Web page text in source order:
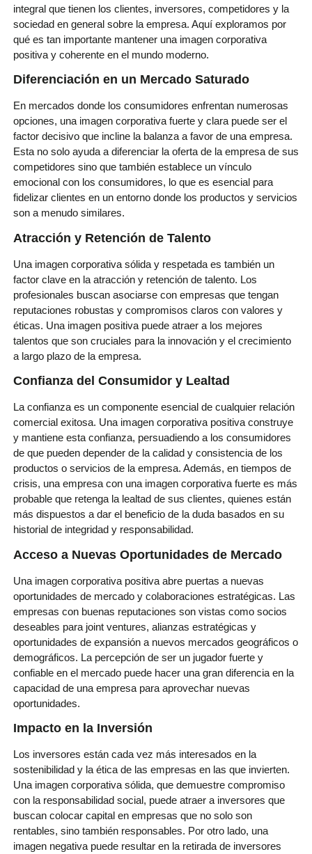
integral que tienen los clientes, inversores, competidores y la
sociedad en general sobre la empresa. Aquí exploramos por
qué es tan importante mantener una imagen corporativa
positiva y coherente en el mundo moderno.
Diferenciación en un Mercado Saturado
En mercados donde los consumidores enfrentan numerosas
opciones, una imagen corporativa fuerte y clara puede ser el
factor decisivo que incline la balanza a favor de una empresa.
Esta no solo ayuda a diferenciar la oferta de la empresa de sus
competidores sino que también establece un vínculo
emocional con los consumidores, lo que es esencial para
fidelizar clientes en un entorno donde los productos y servicios
son a menudo similares.
Atracción y Retención de Talento
Una imagen corporativa sólida y respetada es también un
factor clave en la atracción y retención de talento. Los
profesionales buscan asociarse con empresas que tengan
reputaciones robustas y compromisos claros con valores y
éticas. Una imagen positiva puede atraer a los mejores
talentos que son cruciales para la innovación y el crecimiento
a largo plazo de la empresa.
Confianza del Consumidor y Lealtad
La confianza es un componente esencial de cualquier relación
comercial exitosa. Una imagen corporativa positiva construye
y mantiene esta confianza, persuadiendo a los consumidores
de que pueden depender de la calidad y consistencia de los
productos o servicios de la empresa. Además, en tiempos de
crisis, una empresa con una imagen corporativa fuerte es más
probable que retenga la lealtad de sus clientes, quienes están
más dispuestos a dar el beneficio de la duda basados en su
historial de integridad y responsabilidad.
Acceso a Nuevas Oportunidades de Mercado
Una imagen corporativa positiva abre puertas a nuevas
oportunidades de mercado y colaboraciones estratégicas. Las
empresas con buenas reputaciones son vistas como socios
deseables para joint ventures, alianzas estratégicas y
oportunidades de expansión a nuevos mercados geográficos o
demográficos. La percepción de ser un jugador fuerte y
confiable en el mercado puede hacer una gran diferencia en la
capacidad de una empresa para aprovechar nuevas
oportunidades.
Impacto en la Inversión
Los inversores están cada vez más interesados en la
sostenibilidad y la ética de las empresas en las que invierten.
Una imagen corporativa sólida, que demuestre compromiso
con la responsabilidad social, puede atraer a inversores que
buscan colocar capital en empresas que no solo son
rentables, sino también responsables. Por otro lado, una
imagen negativa puede resultar en la retirada de inversores